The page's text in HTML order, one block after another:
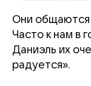
Они общаются
Часто к нам в
Даниэль их
радуется».